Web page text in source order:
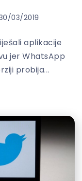
03/2019
aplikacije
jer WhatsApp
probija...